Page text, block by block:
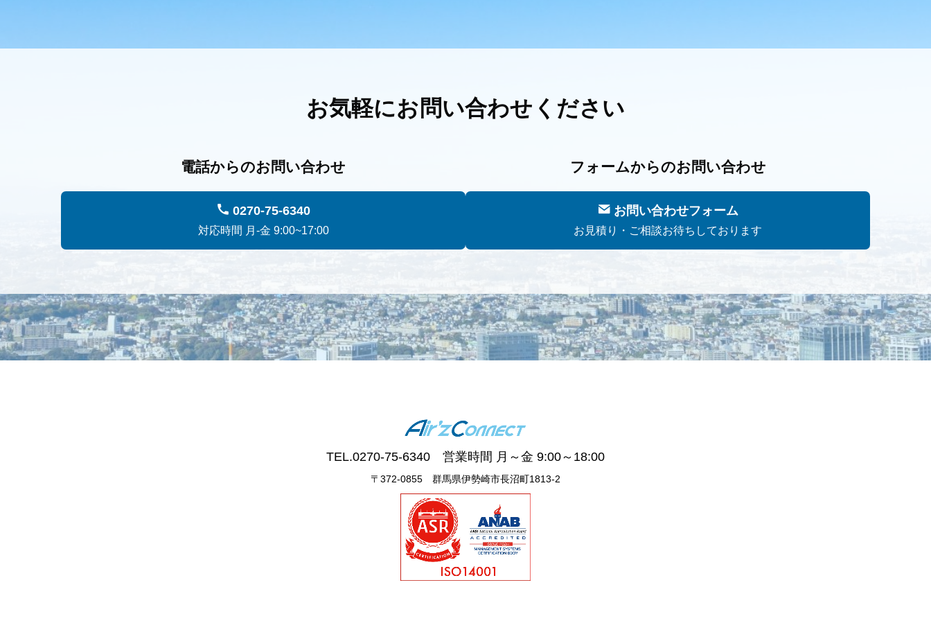
お気軽にお問い合わせください
電話からのお問い合わせ
0270-75-6340
対応時間 月-金 9:00~17:00
フォームからのお問い合わせ
お問い合わせフォーム
お見積り・ご相談お待ちしております
TEL.0270-75-6340 営業時間 月～金 9:00～18:00
〒372-0855 群馬県伊勢崎市長沼町1813-2